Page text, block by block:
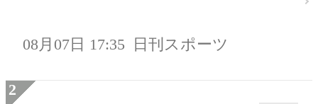
08月07日 17:35 日刊スポーツ